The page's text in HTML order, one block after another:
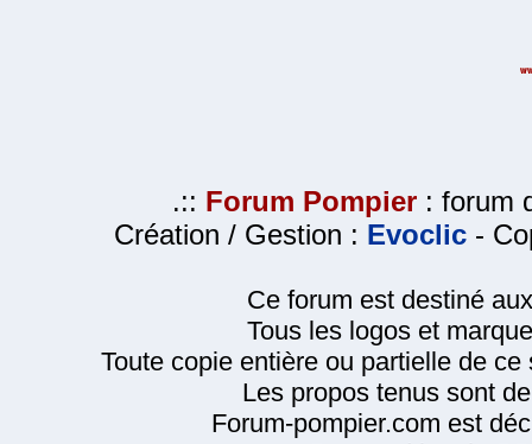
.:: Forum Pompier : forum
Création / Gestion : Evoclic -
Ce forum est destiné
Tous les logos et
Toute copie entière ou partielle de
Les propos tenus sont
Forum-pompier.com est